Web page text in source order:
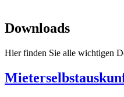
Downloads
Hier finden Sie alle wichtigen